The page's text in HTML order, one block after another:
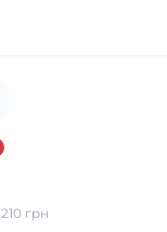
210 грн